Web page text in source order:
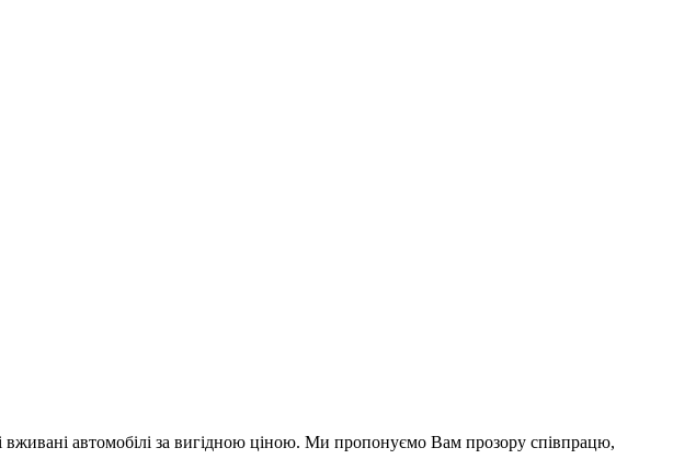
автомобілі за вигідною ціною. Ми пропонуємо Вам прозору співпрацю,